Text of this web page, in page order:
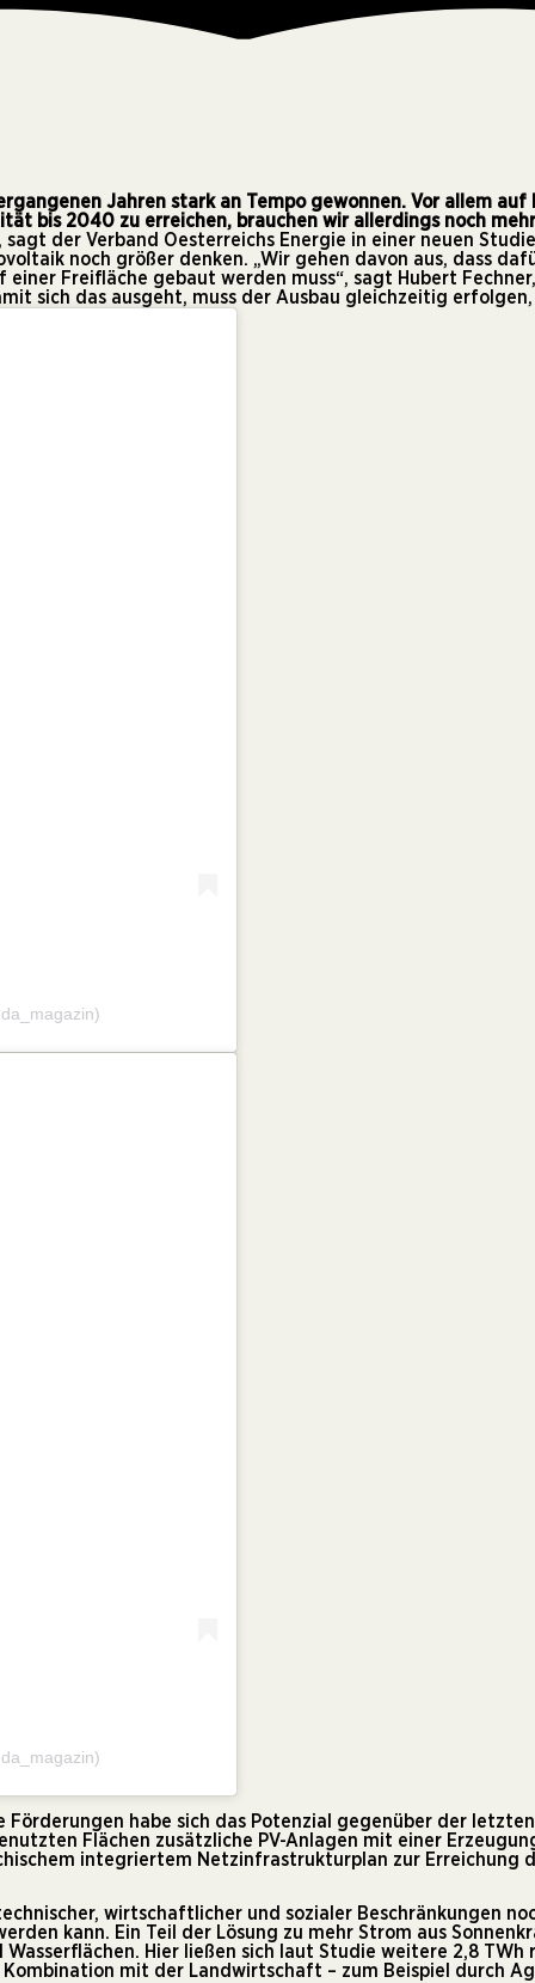
Jahren stark an Tempo gewonnen. Vor allem auf
bis 2040 zu erreichen, brauchen wir allerdings noch
der Verband Oesterreichs Energie in einer neuen Studie
noch größer denken. „Wir gehen davon aus, dass
Freifläche gebaut werden muss“, sagt Hubert
sich das ausgeht, muss der Ausbau gleichzeitig
habe sich das Potenzial gegenüber der
Flächen zusätzliche PV-Anlagen mit einer
integriertem Netzinfrastrukturplan zur Erreichung
wirtschaftlicher und sozialer Beschränkungen
kann. Ein Teil der Lösung zu mehr Strom aus
Wasserflächen. Hier ließen sich laut Studie weitere 2,8
mit der Landwirtschaft – zum Beispiel durch